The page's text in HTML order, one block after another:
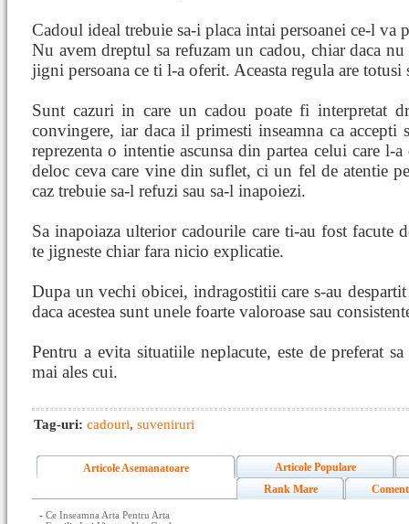
Cadoul ideal trebuie sa-i placa intai persoanei ce-l va
Nu avem dreptul sa refuzam un cadou, chiar daca
jigni persoana ce ti l-a oferit. Aceasta regula are totusi
Sunt cazuri in care un cadou poate fi interpretat
convingere, iar daca il primesti inseamna ca accepti
reprezenta o intentie ascunsa din partea celui care l-
deloc ceva care vine din suflet, ci un fel de atentie
caz trebuie sa-l refuzi sau sa-l inapoiezi.
Sa inapoiaza ulterior cadourile care ti-au fost facute
te jigneste chiar fara nicio explicatie.
Dupa un vechi obicei, indragostitii care s-au
daca acestea sunt unele foarte valoroase sau
Pentru a evita situatiile neplacute, este de preferat
mai ales cui.
Tag-uri: cadouri, suveniruri
Articole Asemanatoare
Articole Populare
Rank Mare
- Ce Inseamna Arta Pentru Arta